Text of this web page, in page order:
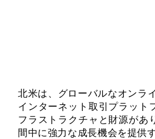
北米は、グローバルなオンラ
インターネット取引プラット
フラストラクチャと財源があ
間中に強力な成長機会を提供